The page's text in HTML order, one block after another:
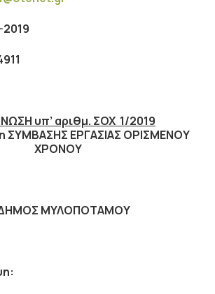
υπ’ αριθμ. ΣΟΧ 1/2019
ΣΥΜΒΑΣΗΣ ΕΡΓΑΣΙΑΣ ΟΡΙΣΜΕΝΟΥ
ΧΡΟΝΟΥ
ΜΥΛΟΠΟΤΑΜΟΥ